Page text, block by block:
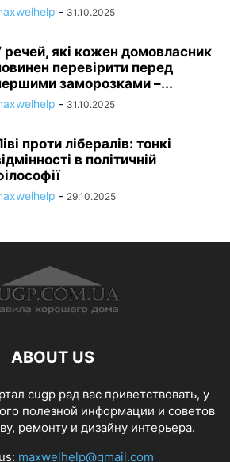
- 31.10.2025
речей, які кожен домовласник
перевірити перед
заморозками –...
- 31.10.2025
проти лібералів: тонкі
в політичній
- 29.10.2025
ABOUT US
cugp рад вас приветствовать, у
полезной информации и советов
ремонту и дизайну интерьера.
maxwelhelp@gmail.com